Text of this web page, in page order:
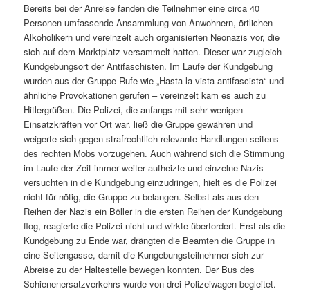
Bereits bei der Anreise fanden die Teilnehmer eine circa 40
Personen umfassende Ansammlung von Anwohnern, örtlichen
Alkoholikern und vereinzelt auch organisierten Neonazis vor, die
sich auf dem Marktplatz versammelt hatten. Dieser war zugleich
Kundgebungsort der Antifaschisten. Im Laufe der Kundgebung
wurden aus der Gruppe Rufe wie „Hasta la vista antifascista“ und
ähnliche Provokationen gerufen – vereinzelt kam es auch zu
Hitlergrüßen. Die Polizei, die anfangs mit sehr wenigen
Einsatzkräften vor Ort war. ließ die Gruppe gewähren und
weigerte sich gegen strafrechtlich relevante Handlungen seitens
des rechten Mobs vorzugehen. Auch während sich die Stimmung
im Laufe der Zeit immer weiter aufheizte und einzelne Nazis
versuchten in die Kundgebung einzudringen, hielt es die Polizei
nicht für nötig, die Gruppe zu belangen. Selbst als aus den
Reihen der Nazis ein Böller in die ersten Reihen der Kundgebung
flog, reagierte die Polizei nicht und wirkte überfordert. Erst als die
Kundgebung zu Ende war, drängten die Beamten die Gruppe in
eine Seitengasse, damit die Kungebungsteilnehmer sich zur
Abreise zu der Haltestelle bewegen konnten. Der Bus des
Schienenersatzverkehrs wurde von drei Polizeiwagen begleitet.